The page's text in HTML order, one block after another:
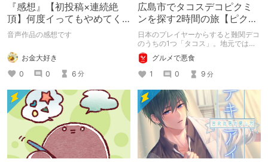
『感想』【初投稿×連続絶
頂】何度イってもやめてく
れない嫉妬彼氏に激責めさ
音声作品の感想です
お金大好き
0
0 6 分
広島市でタコスデコピクミ
ンを探す2時間の旅【ピクミ
ンブルーム / Pikmin
Bloom】
日本のプレイヤーからすると難関デコ
のうちの1つ「タコス」。地元では見
つけられなかった男が広島で探す旅を
お送りします。ねくすと5月のテーマ
「お出かけの記録」。
グルメで悪食
1
0 9 分